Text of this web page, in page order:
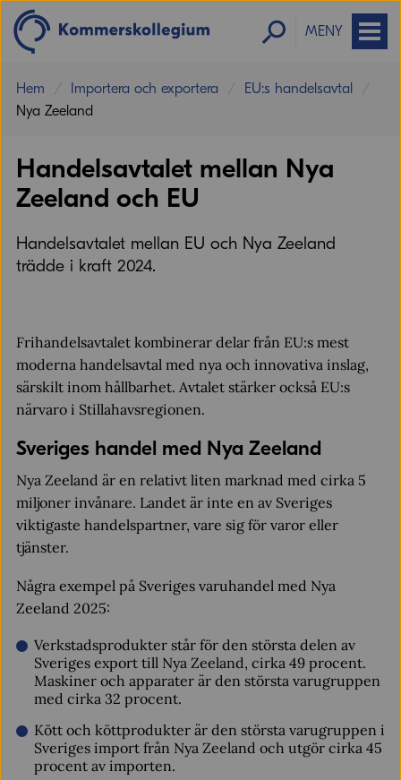
MENY
Hem Importera och exportera
EU:s handelsavtal
Nya Zeeland
Handelsavtalet mellan Nya
Zeeland och EU
Handelsavtalet mellan EU och Nya Zeeland
trädde i kraft 2024.
Frihandelsavtalet kombinerar delar från EU:s mest
moderna handelsavtal med nya och innovativa inslag,
särskilt inom hållbarhet. Avtalet stärker också EU:s
närvaro i Stillahavsregionen.
Sveriges handel med Nya Zeeland
Nya Zeeland är en relativt liten marknad med cirka 5
miljoner invånare. Landet är inte en av Sveriges
viktigaste handelspartner, vare sig för varor eller
tjänster.
Några exempel på Sveriges varuhandel med Nya
Zeeland 2025:
Verkstadsprodukter står för den största delen av
Sveriges export till Nya Zeeland, cirka 49 procent.
Maskiner och apparater är den största varugruppen
med cirka 32 procent.
Kött och köttprodukter är den största varugruppen i
Sveriges import från Nya Zeeland och utgör cirka 45
procent av importen.